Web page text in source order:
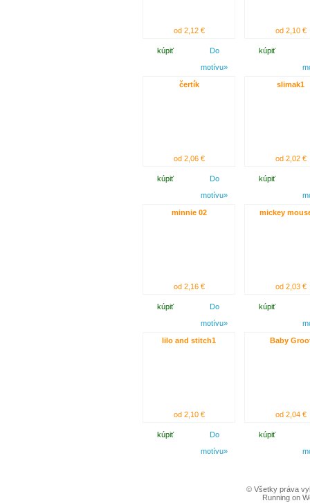
od 2,12 €
kúpiť
Do
motívu»
od 2,10 €
kúpiť
čertík
od 2,06 €
kúpiť
Do
motívu»
slimak1
od 2,02 €
kúpiť
minnie 02
od 2,16 €
kúpiť
Do
motívu»
mickey
od 2,03 €
kúpiť
lilo and stitch1
od 2,10 €
kúpiť
Do
motívu»
Baby
od 2,04 €
kúpiť
© Všetky práva
Running on